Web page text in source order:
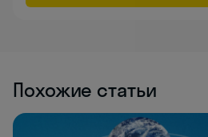
Похожие статьи